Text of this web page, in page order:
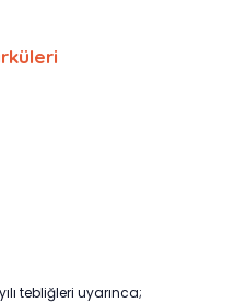
tebliğleri uyarınca;